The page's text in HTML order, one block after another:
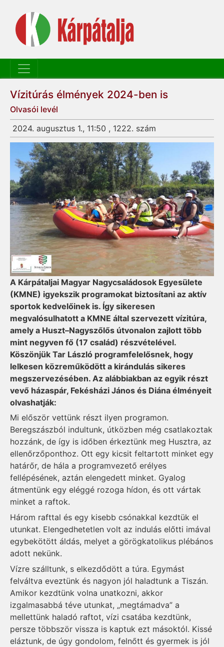
Vízitúrás élmények 2024-ben is
Olvasói levél
2024. augusztus 1., 11:50 , 1222. szám
A Kárpátaljai Magyar Nagycsaládosok Egyesülete
(KMNE) igyekszik programokat biztosítani az aktív
sportok kedvelőinek is. Így sikeresen
megvalósulhatott a KMNE által szervezett vízitúra,
amely a Huszt–Nagyszőlős útvonalon zajlott több
mint negyven fő (17 család) részvételével.
Köszönjük Tar László programfelelősnek, hogy
lelkesen közreműködött a kirándulás sikeres
megszervezésében. Az alábbiakban az egyik részt
vevő házaspár, Fekésházi János és Diána élményeit
olvashatják:
Mi először vettünk részt ilyen programon.
Beregszászból indultunk, útközben még csatlakoztak
hozzánk, de így is időben érkeztünk meg Husztra, az
ellenőrzőponthoz. Ott egy kicsit feltartott minket egy
határőr, de hála a programvezető erélyes
fellépésének, aztán elengedett minket. Gyalog
átmentünk egy eléggé rozoga hídon, és ott vártak
minket a raftok.
Három rafttal és egy kisebb csónakkal kezdtük el
utunkat. Elengedhetetlen volt az indulás előtti imával
egybekötött áldás, melyet a görögkatolikus plébános
adott nekünk.
Vízre szálltunk, s elkezdődött a túra. Egymást
felváltva eveztünk és nagyon jól haladtunk a Tiszán.
Amikor kezdtünk volna unatkozni, akkor
izgalmasabbá téve utunkat, „megtámadva” a
mellettünk haladó raftot, vízi csatába kezdtünk,
persze többször vissza is kaptuk ezt másoktól. Kissé
eláztunk, de úgy gondolom, felnőtt és gyermek is jól